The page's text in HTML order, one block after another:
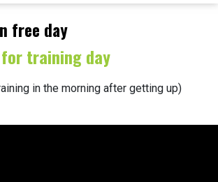
free day
training day
in the morning after getting up)